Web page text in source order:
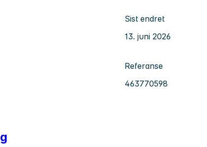
Sist endret
13. juni 2026
Referanse
463770598